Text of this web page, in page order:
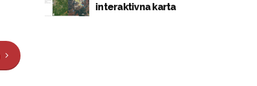
interaktivna karta